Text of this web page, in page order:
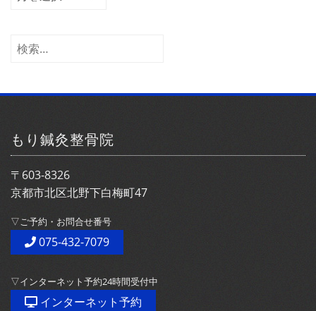
イ
検
もり鍼灸整骨院
〒603-8326
京都市北区北野下白梅町47
▽ご予約・お問合せ番号
075-432-7079
▽インターネット予約24時間受付中
インターネット予約